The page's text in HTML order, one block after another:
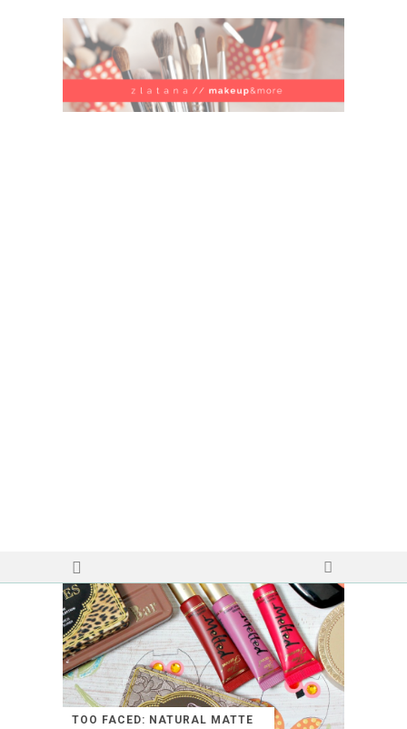
TOO FACED: NATURAL MATTE